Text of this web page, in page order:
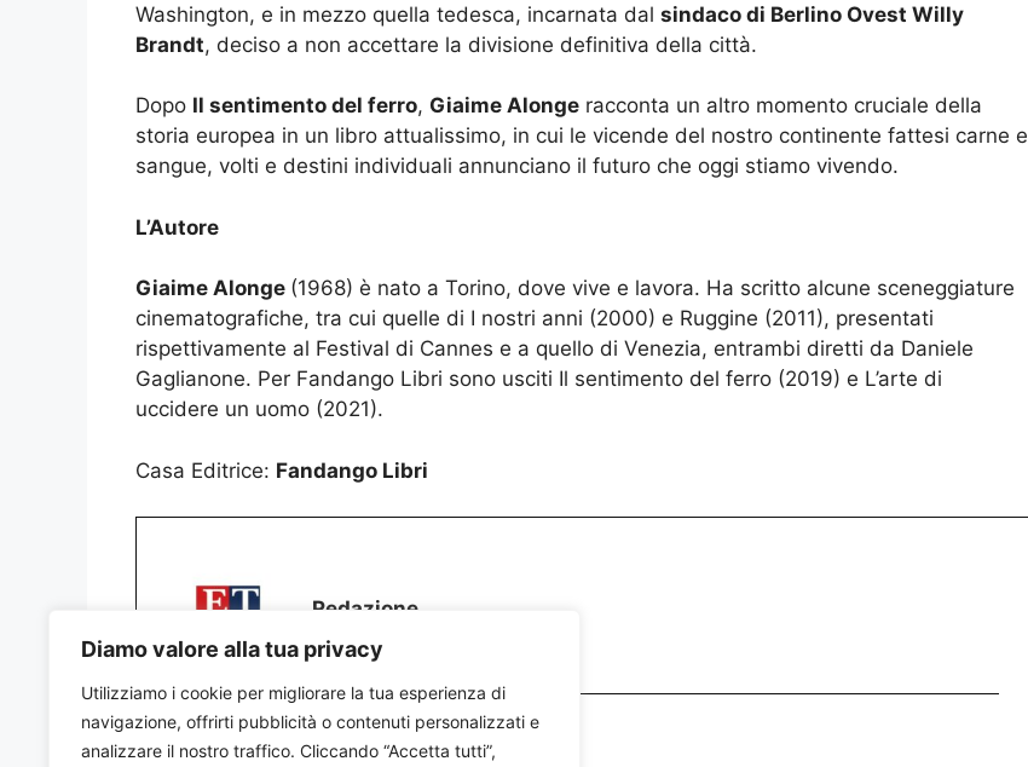
Diamo valore alla tua privacy
Utilizziamo i cookie per migliorare la tua esperienza di
navigazione, offrirti pubblicità o contenuti personalizzati e
analizzare il nostro traffico. Cliccando “Accetta tutti”,
Washington, e in mezzo quella tedesca, incarnata dal sindaco di Berlino Ovest Willy
Brandt, deciso a non accettare la divisione definitiva della città.
Dopo Il sentimento del ferro, Giaime Alonge racconta un altro momento cruciale della
storia europea in un libro attualissimo, in cui le vicende del nostro continente fattesi carne e
sangue, volti e destini individuali annunciano il futuro che oggi stiamo vivendo.
L’Autore
Giaime Alonge (1968) è nato a Torino, dove vive e lavora. Ha scritto alcune sceneggiature
cinematografiche, tra cui quelle di I nostri anni (2000) e Ruggine (2011), presentati
rispettivamente al Festival di Cannes e a quello di Venezia, entrambi diretti da Daniele
Gaglianone. Per Fandango Libri sono usciti Il sentimento del ferro (2019) e L’arte di
uccidere un uomo (2021).
Casa Editrice: Fandango Libri
Redazione